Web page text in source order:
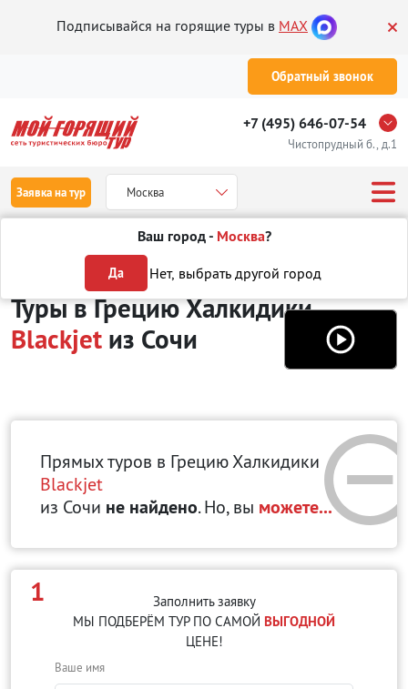
Подписывайся на горящие туры в MAX
Обратный звонок
+7 (495) 646-07-54
Чистопрудный б., д.1
Заявка на тур Москва
Ваш город - Москва?
Да Нет, выбрать другой город
Отдых в Греции Халкидики
Туры в Грецию Халкидики
Blackjet из Сочи
Прямых туров в Грецию Халкидики
Blackjet
из Сочи не найдено. Но, вы можете...
1
Заполнить заявку
МЫ ПОДБЕРЁМ ТУР ПО САМОЙ ВЫГОДНОЙ
ЦЕНЕ!
Ваше имя